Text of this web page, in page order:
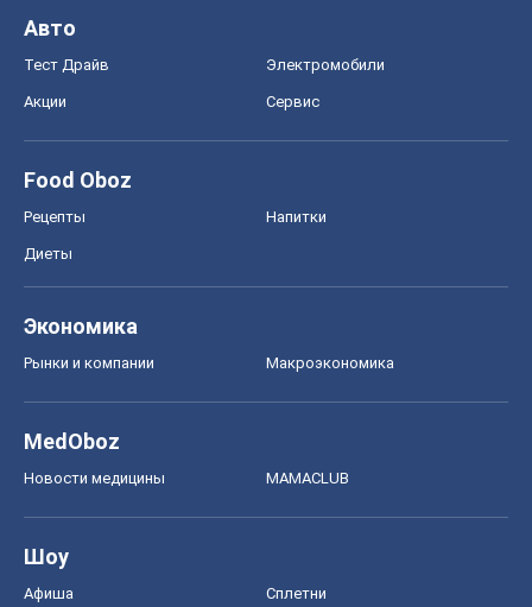
Авто
Тест Драйв Электромобили
Акции Сервис
Food Oboz
Рецепты Напитки
Диеты
Экономика
Рынки и компании Mакроэкономика
MedOboz
Новости медицины MAMACLUB
Шоу
Афиша Сплетни